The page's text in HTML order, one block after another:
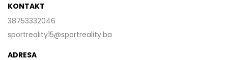
KONTAKT
38753332046
sportreality15@sportreality.ba
ADRESA